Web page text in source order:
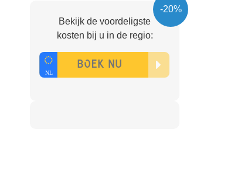
-20%
Bekijk de voordeligste
kosten bij u in de regio: